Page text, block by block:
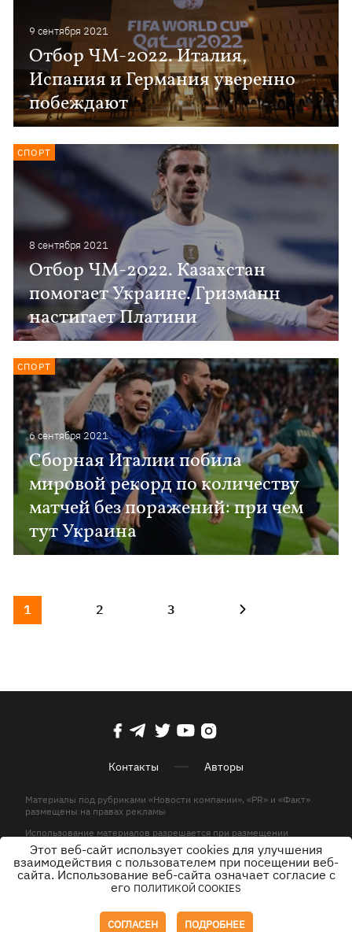
9 сентября 2021
Отбор ЧМ-2022. Италия,
Испания и Германия уверенно
побеждают
8 сентября 2021
Отбор ЧМ-2022. Казахстан
помогает Украине. Гризманн
настигает Платини
СПОРТ
6 сентября 2021
Сборная Италии побила
мировой рекорд по количеству
матчей без поражений: при чем
тут Украина
СПОРТ
1 2 3
Контакты Авторы
Материалы под рубриками «Новости компании», «PR» и «Факт»
размещены на правах рекламы
Использование материалов разрешается при размещении
активной гиперссылки на KP.UA в первом абзаце.
© ООО «ЮЛАВ МЕДИА»,2026. Все права защищены.
Этот веб-сайт использует cookies для улучшения
взаимодействия с пользователем при посещении веб-
сайта. Использование веб-сайта означает согласие с
его ПОЛИТИКОЙ COOKIES
СОГЛАСЕН ПОДРОБНЕЕ